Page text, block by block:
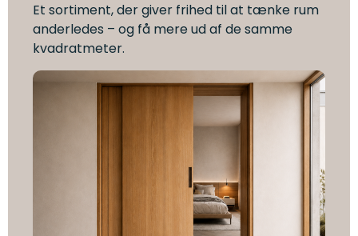
Et sortiment, der giver frihed til at tænke rum
anderledes – og få mere ud af de samme
kvadratmeter.